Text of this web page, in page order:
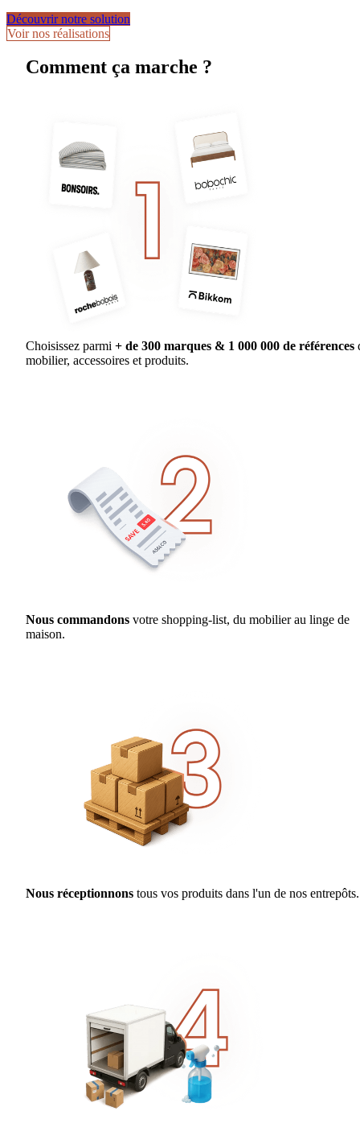
Découvrir notre solution
Voir nos réalisations
Comment ça marche ?
Choisissez parmi + de 300 marques & 1 000 000 de références
mobilier, accessoires et produits.
Nous commandons votre shopping-list, du mobilier au linge de
maison.
Nous réceptionnons tous vos produits dans l'un de nos entrepôts.